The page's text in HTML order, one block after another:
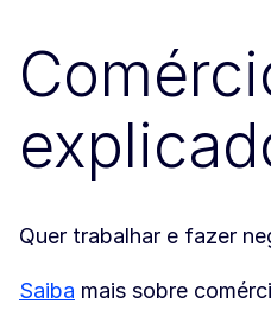
Quer trabalhar e fazer
Saiba mais sobre